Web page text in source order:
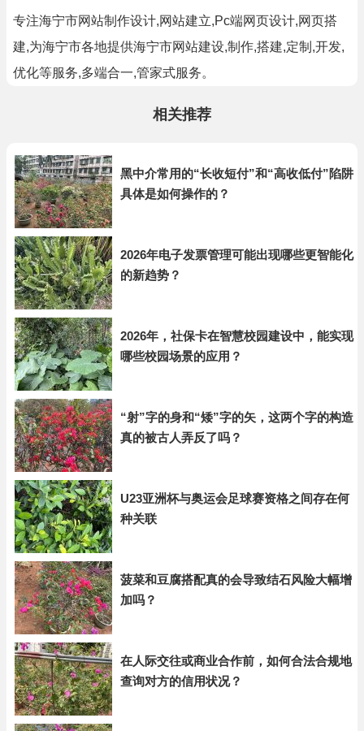
专注海宁市网站制作设计,网站建立,Pc端网页设计,网页搭
建,为海宁市各地提供海宁市网站建设,制作,搭建,定制,开发,
优化等服务,多端合一,管家式服务。
相关推荐
黑中介常用的“长收短付”和“高收低付”陷阱
具体是如何操作的？
2026年电子发票管理可能出现哪些更智能化
的新趋势？
2026年，社保卡在智慧校园建设中，能实现
哪些校园场景的应用？
“射”字的身和“矮”字的矢，这两个字的构造
真的被古人弄反了吗？
U23亚洲杯与奥运会足球赛资格之间存在何
种关联
菠菜和豆腐搭配真的会导致结石风险大幅增
加吗？
在人际交往或商业合作前，如何合法合规地
查询对方的信用状况？